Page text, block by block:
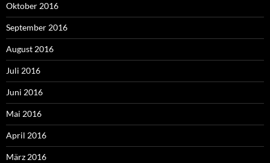
Oktober 2016
September 2016
August 2016
Juli 2016
Juni 2016
Mai 2016
April 2016
März 2016